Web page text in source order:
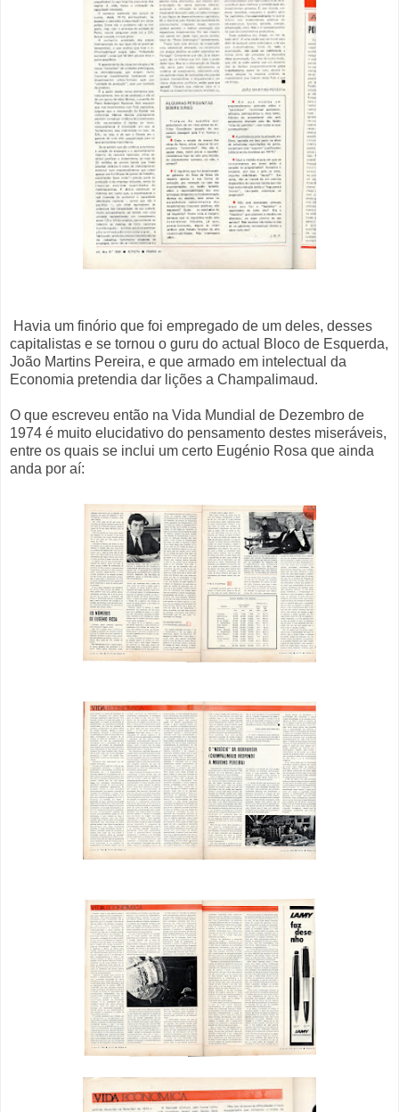
Havia um finório que foi empregado de um deles, desses
capitalistas e se tornou o guru do actual Bloco de Esquerda,
João Martins Pereira, e que armado em intelectual da
Economia pretendia dar lições a Champalimaud.
O que escreveu então na Vida Mundial de Dezembro de
1974 é muito elucidativo do pensamento destes miseráveis,
entre os quais se inclui um certo Eugénio Rosa que ainda
anda por aí: